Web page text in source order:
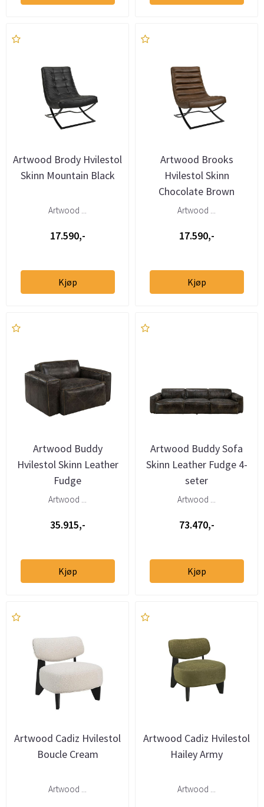
Artwood Brody Hvilestol
Skinn Mountain Black
Artwood ...
17.590,-
Kjøp
Artwood Brooks
Hvilestol Skinn
Chocolate Brown
Artwood ...
17.590,-
Kjøp
Artwood Buddy
Hvilestol Skinn Leather
Fudge
Artwood ...
35.915,-
Kjøp
Artwood Buddy Sofa
Skinn Leather Fudge 4-
seter
Artwood ...
73.470,-
Kjøp
Artwood Cadiz Hvilestol
Boucle Cream
Artwood ...
Artwood Cadiz Hvilestol
Hailey Army
Artwood ...